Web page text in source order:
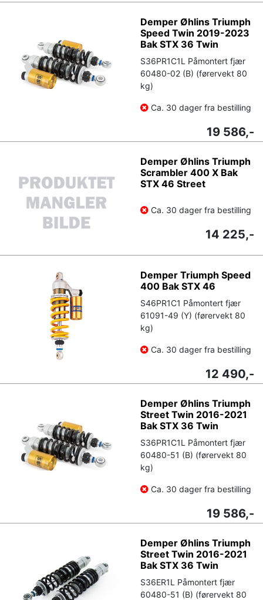
Demper Øhlins Triumph
Speed Twin 2019-2023
Bak STX 36 Twin
S36PR1C1L Påmontert fjær
60480-02 (B) (førervekt 80
kg)
Ca. 30 dager fra bestilling
19 586,-
Demper Øhlins Triumph
Scrambler 400 X Bak
STX 46 Street
Ca. 30 dager fra bestilling
14 225,-
Demper Triumph Speed
400 Bak STX 46
S46PR1C1 Påmontert fjær
61091-49 (Y) (førervekt 80
kg)
Ca. 30 dager fra bestilling
12 490,-
Demper Øhlins Triumph
Street Twin 2016-2021
Bak STX 36 Twin
S36PR1C1L Påmontert fjær
60480-51 (B) (førervekt 80
kg)
Ca. 30 dager fra bestilling
19 586,-
Demper Øhlins Triumph
Street Twin 2016-2021
Bak STX 36 Twin
S36ER1L Påmontert fjær
60480-51 (B) (førervekt 80